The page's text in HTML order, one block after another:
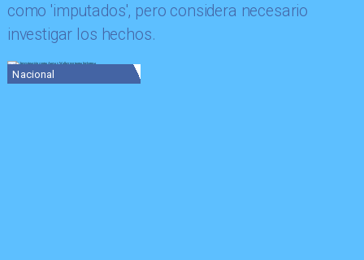
como 'imputados', pero considera necesario
investigar los hechos.
Nacional